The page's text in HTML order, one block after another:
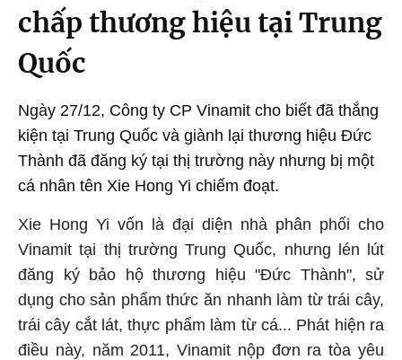
chấp thương hiệu tại Trung
Quốc
Ngày 27/12, Công ty CP Vinamit cho biết đã thắng
kiện tại Trung Quốc và giành lại thương hiệu Đức
Thành đã đăng ký tại thị trường này nhưng bị một
cá nhân tên Xie Hong Yi chiếm đoạt.
Xie Hong Yi vốn là đại diện nhà phân phối cho
Vinamit tại thị trường Trung Quốc, nhưng lén lút
đăng ký bảo hộ thương hiệu "Đức Thành", sử
dụng cho sản phẩm thức ăn nhanh làm từ trái cây,
trái cây cắt lát, thực phẩm làm từ cá... Phát hiện ra
điều này, năm 2011, Vinamit nộp đơn ra tòa yêu